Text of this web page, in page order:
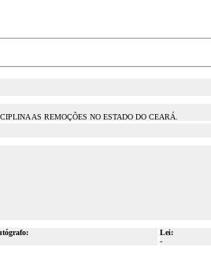
AS REMOÇÕES NO ESTADO DO CEARÁ.
Lei:
-